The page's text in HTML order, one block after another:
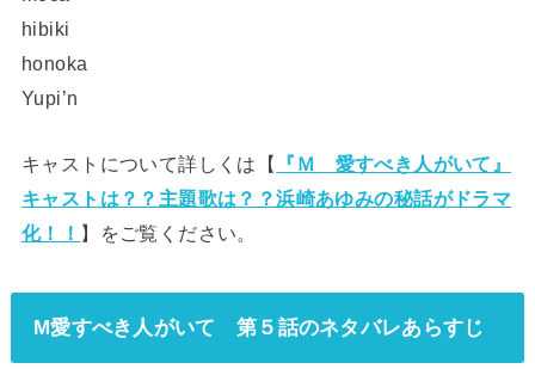
hibiki
honoka
Yupi’n
キャストについて詳しくは【
『Ｍ 愛すべき人がいて』
キャストは？？主題歌は？？浜崎あゆみの秘話がドラマ
化！！ 】をご覧ください。
M愛すべき人がいて 第５話のネタバレあらすじ